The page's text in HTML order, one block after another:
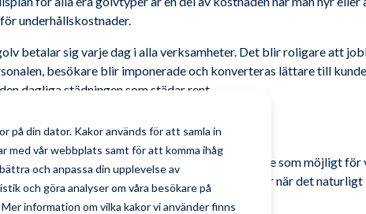
på din dator. Kakor används för att samla in
med vår webbplats samt för att komma ihåg
och anpassa din upplevelse av
och göra analyser om våra besökare på
information om vilka kakor vi använder finns
underhållskostnader.
betalar sig varje dag i alla verksamheter. Det blir roligare att
besökare blir imponerade och konverteras lättare till
dagliga städningen som städar rent.
golvvården?
här typen av insatser så att dom ska störa så lite som möjligt
och nätter eller under sommar/jul semestertider när det
åt ytorna lättare kanske även dagtid.